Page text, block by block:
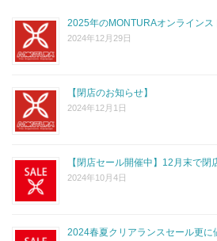
2025年のMONTURAオンラインス
2024年12月29日
【閉店のお知らせ】
2024年12月1日
【閉店セール開催中】12月末で閉
2024年10月4日
2024春夏クリアランスセール更に